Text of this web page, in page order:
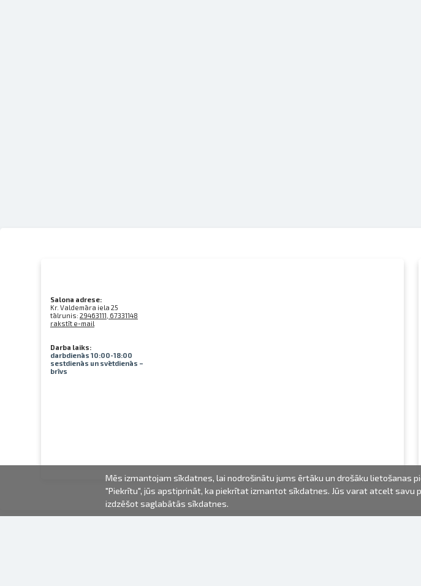
Salona adrese:
Kr. Valdemāra iela 25
tālrunis: 29463111, 67331148
rakstīt e-mail
Darba laiks:
darbdienās 10:00-18:00
sestdienās un svētdienās –
brīvs
Mēs izmantojam sīkdatnes, lai nodrošinātu jums ērtāku un drošāku lietošanas
"Piekrītu", jūs apstiprināt, ka piekrītat izmantot sīkdatnes. Jūs varat atcelt savu
izdzēšot saglabātās sīkdatnes.